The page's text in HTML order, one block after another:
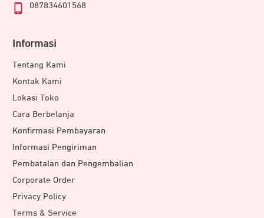
087834601568
Informasi
Tentang Kami
Kontak Kami
Lokasi Toko
Cara Berbelanja
Konfirmasi Pembayaran
Informasi Pengiriman
Pembatalan dan Pengembalian
Corporate Order
Privacy Policy
Terms & Service